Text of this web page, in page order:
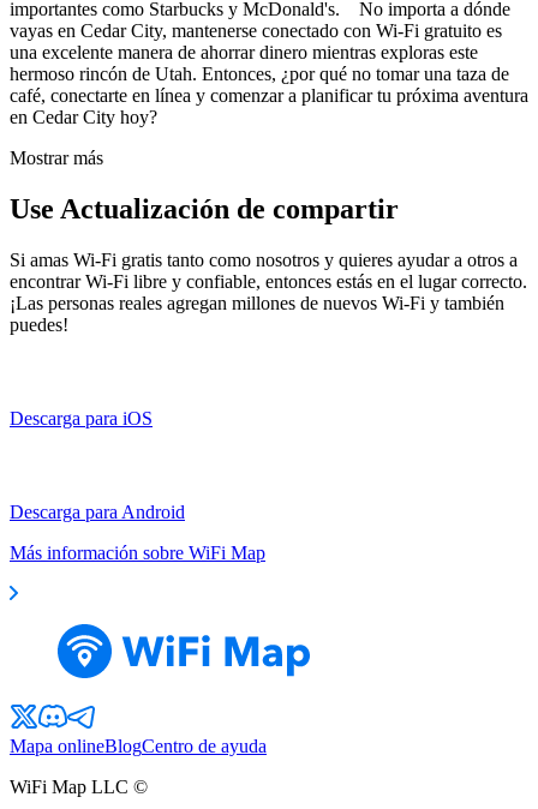
importantes como Starbucks y McDonald's. No importa a dónde
vayas en Cedar City, mantenerse conectado con Wi-Fi gratuito es
una excelente manera de ahorrar dinero mientras exploras este
hermoso rincón de Utah. Entonces, ¿por qué no tomar una taza de
café, conectarte en línea y comenzar a planificar tu próxima aventura
en Cedar City hoy?
Mostrar más
Use Actualización de compartir
Si amas Wi-Fi gratis tanto como nosotros y quieres ayudar a otros a
encontrar Wi-Fi libre y confiable, entonces estás en el lugar correcto.
¡Las personas reales agregan millones de nuevos Wi-Fi y también
puedes!
Descarga para iOS
Descarga para Android
Más información sobre WiFi Map
Mapa onlineBlogCentro de ayuda
WiFi Map LLC ©